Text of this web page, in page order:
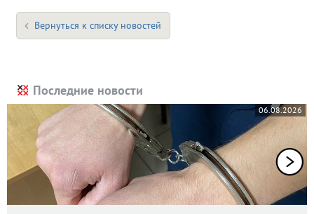
Вернуться к списку новостей
Последние новости
06.08.2026